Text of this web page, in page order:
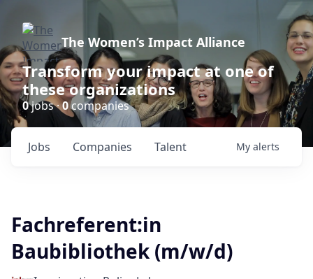
The Women’s Impact Alliance
Transform your impact at one of
these organizations
0jobs ·0companies
Jobs Companies Talent My alerts
Fachreferent:in
Baubibliothek (m/w/d)